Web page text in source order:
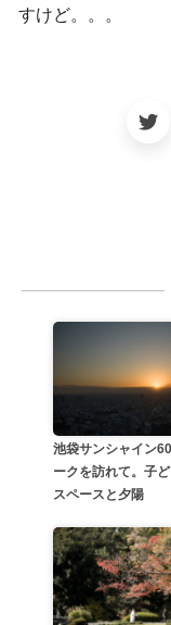
すけど。。。
池袋サンシャイン
ークを訪れて。子
スペースと夕陽